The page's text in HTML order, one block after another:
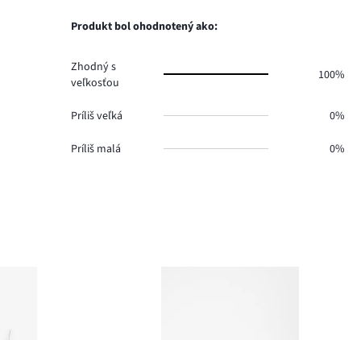
0.hlasov
Produkt bol ohodnotený ako:
Zhodný s
veľkosťou
100%
Príliš veľká 0%
Príliš malá 0%